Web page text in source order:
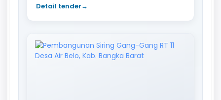
Detail tender→